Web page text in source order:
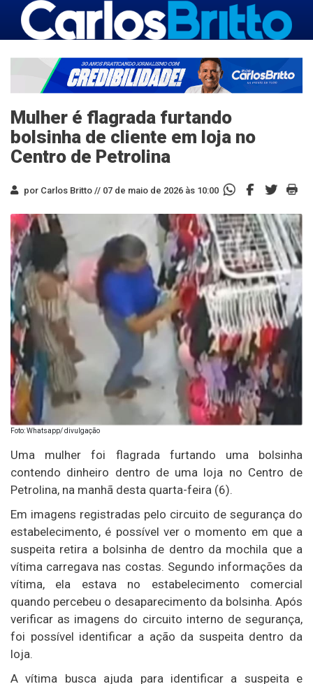
Mulher é flagrada furtando
bolsinha de cliente em loja no
Centro de Petrolina
por Carlos Britto // 07 de maio de 2026 às 10:00
Foto: Whatsapp/ divulgação
Uma mulher foi flagrada furtando uma bolsinha
contendo dinheiro dentro de uma loja no Centro de
Petrolina, na manhã desta quarta-feira (6).
Em imagens registradas pelo circuito de segurança do
estabelecimento, é possível ver o momento em que a
suspeita retira a bolsinha de dentro da mochila que a
vítima carregava nas costas. Segundo informações da
vítima, ela estava no estabelecimento comercial
quando percebeu o desaparecimento da bolsinha. Após
verificar as imagens do circuito interno de segurança,
foi possível identificar a ação da suspeita dentro da
loja.
A vítima busca ajuda para identificar a suspeita e